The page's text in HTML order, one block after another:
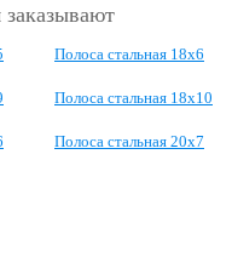
Полоса стальная 18х6
Полоса стальная 18х10
Полоса стальная 20х7